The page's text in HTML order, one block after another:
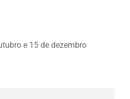
e 15 de dezembro